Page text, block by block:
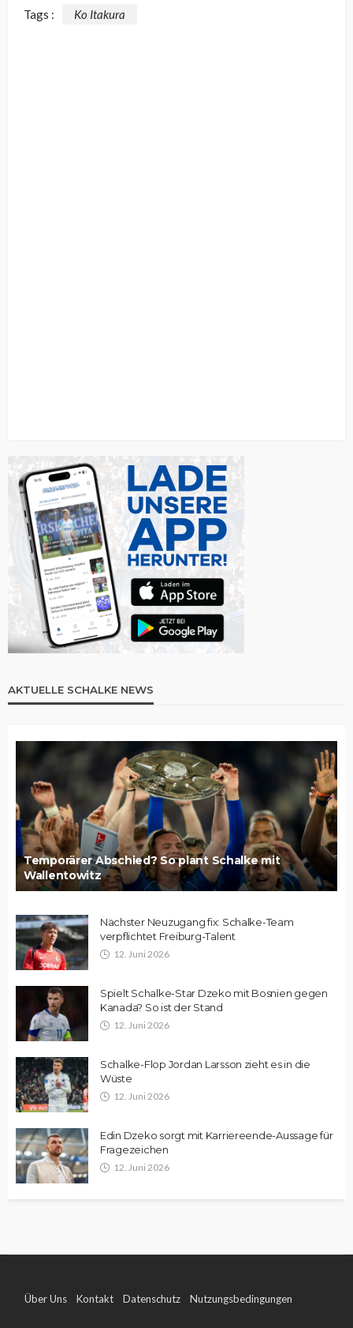
Tags : Ko Itakura
AKTUELLE SCHALKE NEWS
Temporärer Abschied? So plant Schalke mit
Wallentowitz
Nächster Neuzugang fix: Schalke-Team
verpflichtet Freiburg-Talent
12. Juni 2026
Spielt Schalke-Star Dzeko mit Bosnien gegen
Kanada? So ist der Stand
12. Juni 2026
Schalke-Flop Jordan Larsson zieht es in die
Wüste
12. Juni 2026
Edin Dzeko sorgt mit Karriereende-Aussage für
Fragezeichen
12. Juni 2026
Über Uns Kontakt Datenschutz Nutzungsbedingungen